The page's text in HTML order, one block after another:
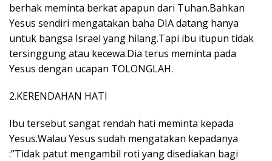
berhak meminta berkat apapun dari Tuhan.Bahkan
Yesus sendiri mengatakan baha DIA datang hanya
untuk bangsa Israel yang hilang.Tapi ibu itupun tidak
tersinggung atau kecewa.Dia terus meminta pada
Yesus dengan ucapan TOLONGLAH.
2.KERENDAHAN HATI
Ibu tersebut sangat rendah hati meminta kepada
Yesus.Walau Yesus sudah mengatakan kepadanya
:”Tidak patut mengambil roti yang disediakan bagi